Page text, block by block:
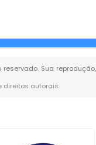
reservado. Sua
direitos autorais.